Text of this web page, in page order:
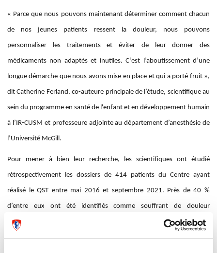
« Parce que nous pouvons maintenant déterminer comment chacun
de nos jeunes patients ressent la douleur, nous pouvons
personnaliser les traitements et éviter de leur donner des
médicaments non adaptés et inutiles. C’est l’aboutissement d’une
longue démarche que nous avons mise en place et qui a porté fruit »,
dit Catherine Ferland, co-auteure principale de l’étude, scientifique au
sein du programme en santé de l'enfant et en développement humain
à l’IR-CUSM et professeure adjointe au département d’anesthésie de
l’Université McGill.
Pour mener à bien leur recherche, les scientifiques ont étudié
rétrospectivement les dossiers de 414 patients du Centre ayant
réalisé le QST entre mai 2016 et septembre 2021. Près de 40 %
d’entre eux ont été identifiés comme souffrant de douleur
nociplastique, suivant ces critères :
douleur persistante ou récurrente depuis au moins trois mois